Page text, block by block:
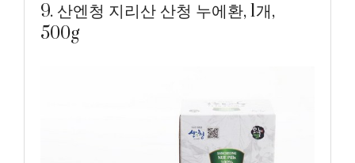
9. 산엔청 지리산 산청 누에환, 1개,
500g